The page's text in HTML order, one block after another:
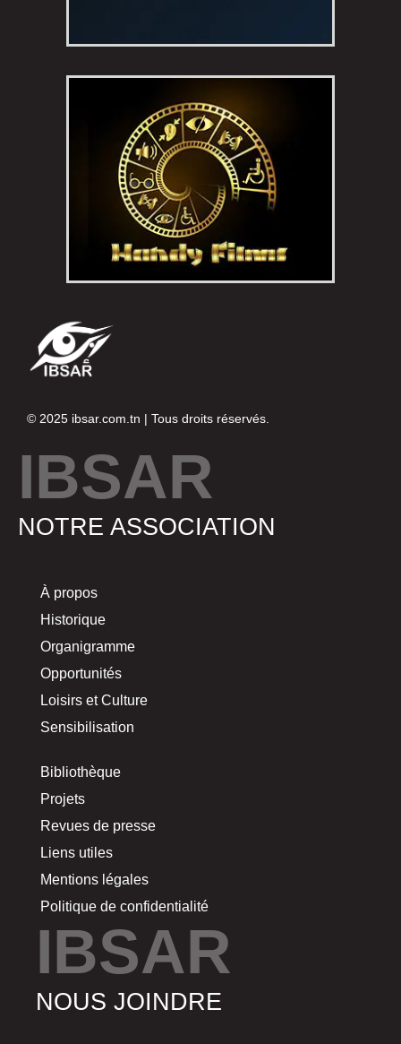
© 2025 ibsar.com.tn | Tous droits réservés.
IBSAR
NOTRE ASSOCIATION
À propos
Historique
Organigramme
Opportunités
Loisirs et Culture
Sensibilisation
Bibliothèque
Projets
Revues de presse
Liens utiles
Mentions légales
Politique de confidentialité
IBSAR
NOUS JOINDRE